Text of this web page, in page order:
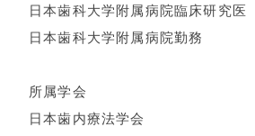
日本歯科大学附属病院臨床研究医
日本歯科大学附属病院勤務
所属学会
日本歯内療法学会